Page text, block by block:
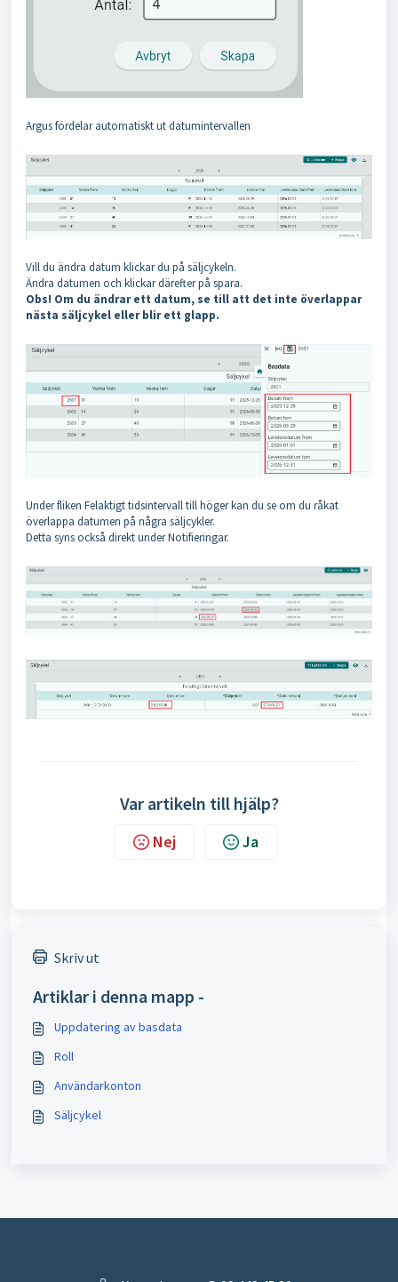
Argus fördelar automatiskt ut datumintervallen
Vill du ändra datum klickar du på säljcykeln.
Ändra datumen och klickar därefter på spara.
Obs! Om du ändrar ett datum, se till att det inte överlappar
nästa säljcykel eller blir ett glapp.
Under fliken Felaktigt tidsintervall till höger kan du se om du råkat
överlappa datumen på några säljcykler.
Detta syns också direkt under Notifieringar.
Var artikeln till hjälp?
Nej Ja
Skriv ut
Artiklar i denna mapp -
Uppdatering av basdata
Roll
Användarkonton
Säljcykel